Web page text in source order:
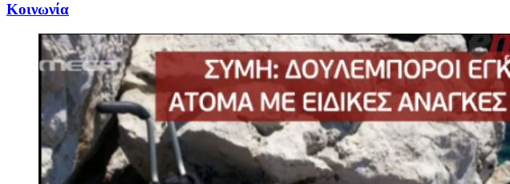
Κοινωνία